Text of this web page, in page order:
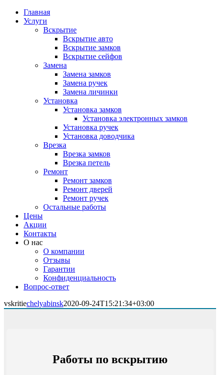
Главная
Услуги
Вскрытие
Вскрытие авто
Вскрытие замков
Вскрытие сейфов
Замена
Замена замков
Замена ручек
Замена личинки
Установка
Установка замков
Установка электронных замков
Установка ручек
Установка доводчика
Врезка
Врезка замков
Врезка петель
Ремонт
Ремонт замков
Ремонт дверей
Ремонт ручек
Остальные работы
Цены
Акции
Контакты
О нас
О компании
Отзывы
Гарантии
Конфиденциальность
Вопрос-ответ
vskritiechelyabinsk2020-09-24T15:21:34+03:00
Работы по вскрытию